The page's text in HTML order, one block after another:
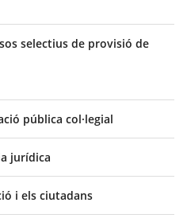
selectius de provisió de
pública col·legial
jurídica
i els ciutadans